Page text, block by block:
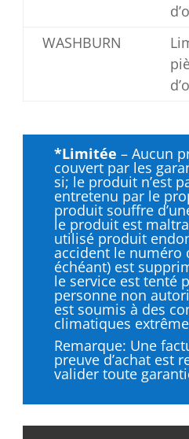
WASHBURN
*Limitée – Aucun
couvert par les
si; le produit n’est
entretenu par le
produit souffre
le produit est
utilisé produit
accident le numéro
échéant) est
le service est tenté
personne non
est soumis à des
climatiques
Remarque: Une
preuve d’achat est
valider toute